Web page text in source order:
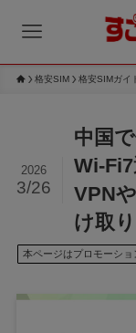
格安SIM 格安SIMガイ
中国
Wi-Fi7
VPN
け取
2026
3/26
本ページはプロモーショ